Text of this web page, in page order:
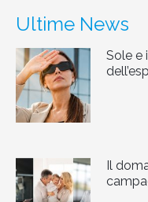
Ultime News
Sole e
Il